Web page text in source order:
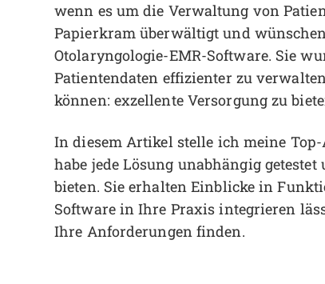
wenn es um die Verwaltung von
Papierkram überwältigt und
Otolaryngologie-EMR-Software. Sie
Patientendaten effizienter zu
können: exzellente Versorgung zu
In diesem Artikel stelle ich meine
habe jede Lösung unabhängig
bieten. Sie erhalten Einblicke in
Software in Ihre Praxis integrieren
Ihre Anforderungen finden.